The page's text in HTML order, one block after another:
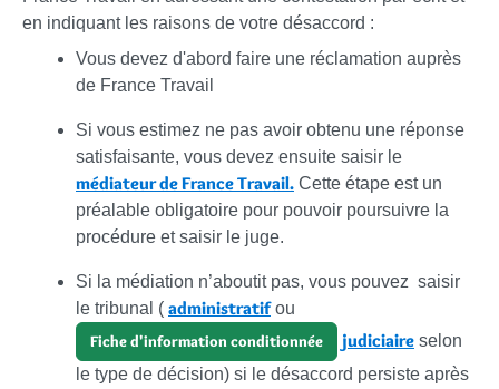
en indiquant les raisons de votre désaccord :
Vous devez d'abord faire une réclamation auprès
de France Travail
Si vous estimez ne pas avoir obtenu une réponse
satisfaisante, vous devez ensuite saisir le
médiateur de France Travail. Cette étape est un
préalable obligatoire pour pouvoir poursuivre la
procédure et saisir le juge.
Si la médiation n’aboutit pas, vous pouvez saisir
le tribunal ( administratif ou
Fiche d'information conditionnée judiciaire selon
le type de décision) si le désaccord persiste après